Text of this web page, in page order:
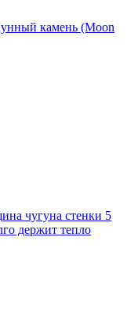
камень (Moon
чугуна стенки 5
держит тепло